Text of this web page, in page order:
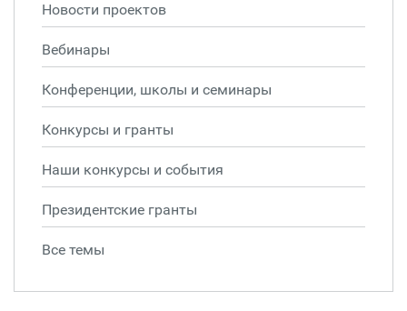
Новости проектов
Вебинары
Конференции, школы и семинары
Конкурсы и гранты
Наши конкурсы и события
Президентские гранты
Все темы